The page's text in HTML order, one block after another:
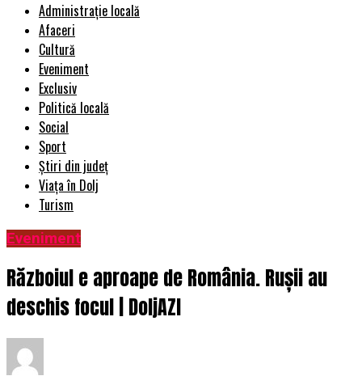
Administrație locală
Afaceri
Cultură
Eveniment
Exclusiv
Politică locală
Social
Sport
Știri din județ
Viața în Dolj
Turism
Eveniment
Războiul e aproape de România. Rușii au
deschis focul | DoljAZI